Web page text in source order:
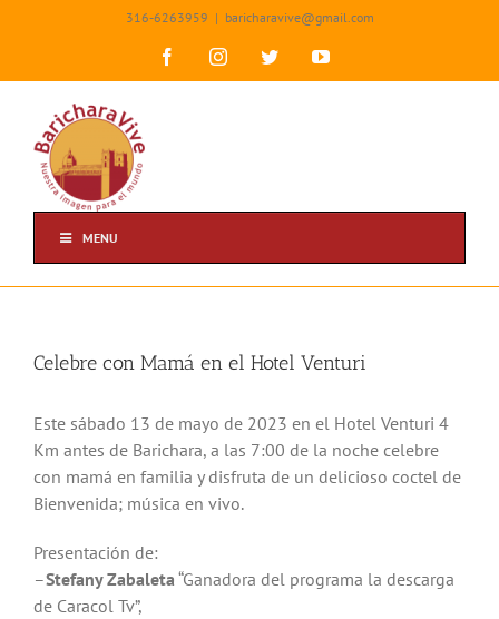
316-6263959 | baricharavive@gmail.com
FacebookInstagramTwitterYouTube
MENU
Celebre con Mamá en el Hotel Venturi
Este sábado 13 de mayo de 2023 en el Hotel Venturi 4
Km antes de Barichara, a las 7:00 de la noche celebre
con mamá en familia y disfruta de un delicioso coctel de
Bienvenida; música en vivo.
Presentación de:
–Stefany Zabaleta“Ganadora del programa la descarga
de Caracol Tv”,